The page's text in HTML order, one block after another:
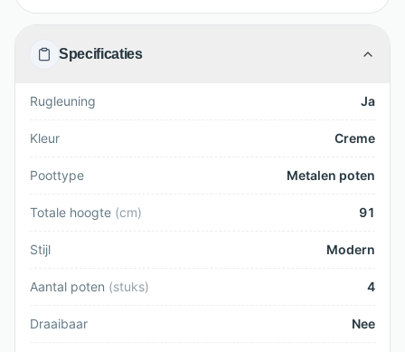
Specificaties
Rugleuning Ja
Kleur Creme
Poottype Metalen poten
Totale hoogte (cm) 91
Stijl Modern
Aantal poten (stuks) 4
Draaibaar Nee